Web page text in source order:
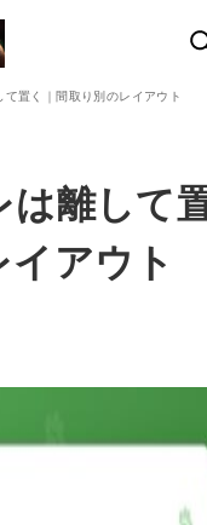
置く｜間取り別のレイアウト
は離して
アウト